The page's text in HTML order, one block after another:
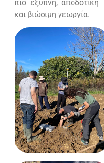
πιο έξυπνη, αποδοτική
και βιώσιμη γεωργία.